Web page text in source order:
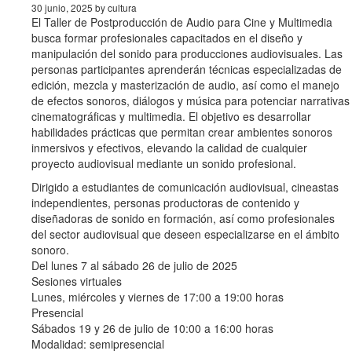
30 junio, 2025 by cultura
El Taller de Postproducción de Audio para Cine y Multimedia
busca formar profesionales capacitados en el diseño y
manipulación del sonido para producciones audiovisuales. Las
personas participantes aprenderán técnicas especializadas de
edición, mezcla y masterización de audio, así como el manejo
de efectos sonoros, diálogos y música para potenciar narrativas
cinematográficas y multimedia. El objetivo es desarrollar
habilidades prácticas que permitan crear ambientes sonoros
inmersivos y efectivos, elevando la calidad de cualquier
proyecto audiovisual mediante un sonido profesional.
Dirigido a estudiantes de comunicación audiovisual, cineastas
independientes, personas productoras de contenido y
diseñadoras de sonido en formación, así como profesionales
del sector audiovisual que deseen especializarse en el ámbito
sonoro.
Del lunes 7 al sábado 26 de julio de 2025
Sesiones virtuales
Lunes, miércoles y viernes de 17:00 a 19:00 horas
Presencial
Sábados 19 y 26 de julio de 10:00 a 16:00 horas
Modalidad: semipresencial